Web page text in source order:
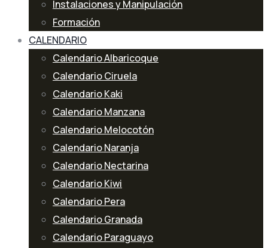
Instalaciones y Manipulación
Formación
CALENDARIO
Calendario Albaricoque
Calendario Ciruela
Calendario Kaki
Calendario Manzana
Calendario Melocotón
Calendario Naranja
Calendario Nectarina
Calendario Kiwi
Calendario Pera
Calendario Granada
Calendario Paraguayo